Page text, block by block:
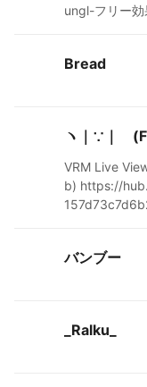
ungl-フリー
Bread
ヽ｜∵｜ゝ
VRM Live
b) https://
2 最新情報
be.com/
wer は全面
て楽しんでね！
バンブー
_Ralku_